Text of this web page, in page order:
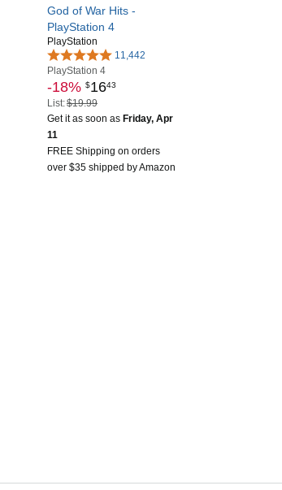
God of War Hits -
PlayStation 4
PlayStation
11,442
PlayStation 4
-18% $1643
List:$19.99
Get it as soon as Friday, Apr
11
FREE Shipping on orders
over $35 shipped by Amazon